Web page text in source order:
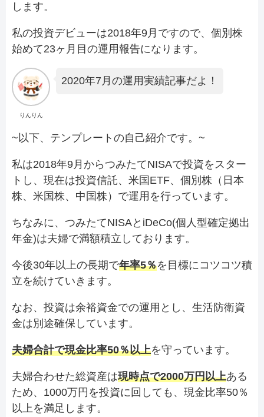
します。
私の投資デビューは2018年9月ですので、個別株
始めて23ヶ月目の運用報告になります。
りんりん
2020年7月の運用実績記事だよ！
~以下、テンプレートの自己紹介です。~
私は2018年9月からつみたてNISAで投資をスター
トし、現在は投資信託、米国ETF、個別株（日本
株、米国株、中国株）で運用を行っています。
ちなみに、つみたてNISAとiDeCo(個人型確定拠出
年金)は夫婦で満額積立しております。
今後30年以上の長期で年率5％を目標にコツコツ積
立を続けていきます。
なお、投資は余裕資金での運用とし、生活防衛資
金は別途確保しています。
夫婦合計で現金比率50％以上を守っています。
夫婦合わせた総資産は現時点で2000万円以上ある
ため、1000万円を投資に回しても、現金比率50％
以上を満足します。